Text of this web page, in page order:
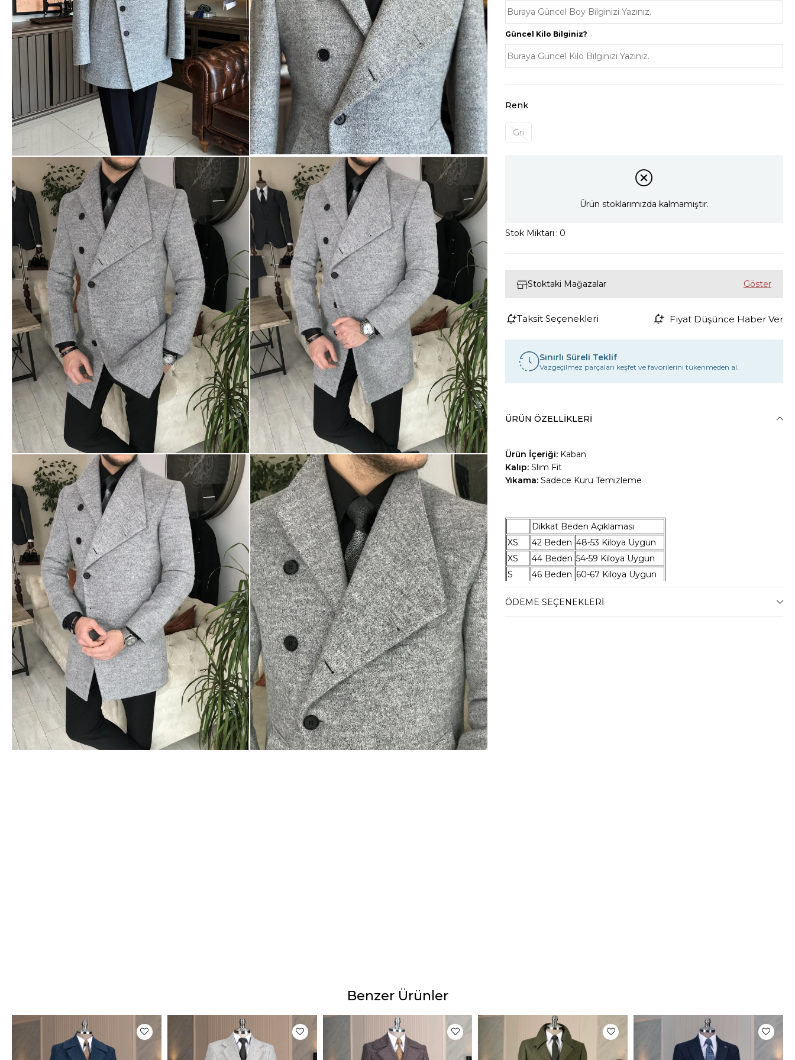
Triko
Aksesuar
Güncel Kilo Bilginiz?
Renk
Gri
Ürün stoklarımızda kalmamıştır.
Stok Miktarı : 0
Stoktaki Mağazalar
Taksit Seçenekleri Fiyat Düşünce Haber Ver
Sınırlı Süreli Teklif
Vazgeçilmez parçaları keşfet ve favorilerini tükenmeden al.
ÜRÜN ÖZELLIKLERI
Ürün İçeriği: Kaban
Kalıp: Slim Fit
Yıkama: Sadece Kuru Temizleme
Dikkat Beden Açıklaması
XS
42 Beden 48-53 Kiloya Uygun
XS
44 Beden 54-59 Kiloya Uygun
S
46 Beden 60-67 Kiloya Uygun
L
50 Beden 75-79 Kiloya Uygun
ÖDEME SEÇENEKLERI
Benzer Ürünler